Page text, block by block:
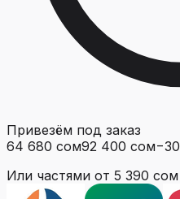
Привезём под заказ
64 680 сом92 400 сом−30
Или частями от 5 390 сом